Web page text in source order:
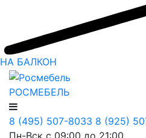
НА БАЛКОН
РОСМЕБЕЛЬ
8 (495) 507-8033 8 (925)
Пн-Вск с 09:00 до 21:00